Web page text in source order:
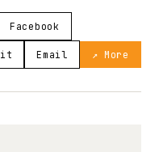
Facebook
Email ↗ More